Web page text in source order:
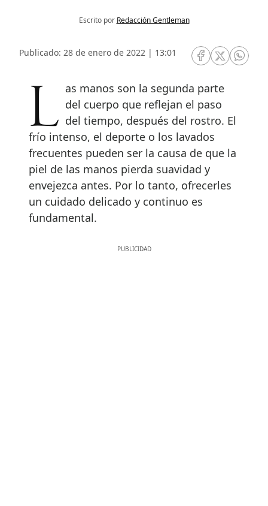
Escrito por Redacción Gentleman
Publicado: 28 de enero de 2022 | 13:01
RRSS Facebook
RRSSRRSS
Las manos son la segunda parte del cuerpo que reflejan el paso
del tiempo, después del rostro. El
frío intenso, el deporte o los lavados
frecuentes pueden ser la causa de que la
piel de las manos pierda suavidad y
envejezca antes. Por lo tanto, ofrecerles
un cuidado delicado y continuo es
fundamental.